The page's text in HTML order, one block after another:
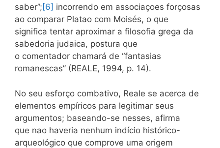
saber”; [6] incorrendo em associaçoes forçosas
ao comparar Platao com Moisés, o que
significa tentar aproximar a filosofia grega da
sabedoria judaica, postura que
o comentador chamará de “fantasias
romanescas” (REALE, 1994, p. 14).
No seu esforço combativo, Reale se acerca de
elementos empíricos para legitimar seus
argumentos; baseando-se nesses, afirma
que nao haveria nenhum indício histórico-
arqueológico que comprove uma origem